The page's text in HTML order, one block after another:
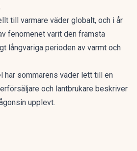
till varmare väder globalt, och i år
fenomenet varit den främsta
långvariga perioden av varmt och
har sommarens väder lett till en
och lantbrukare beskriver
upplevt.